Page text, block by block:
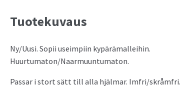
Tuotekuvaus
Ny/Uusi. Sopii useimpiin kypärämalleihin.
Huurtumaton/Naarmuuntumaton.
Passar i stort sätt till alla hjälmar. Imfri/skråmfri.